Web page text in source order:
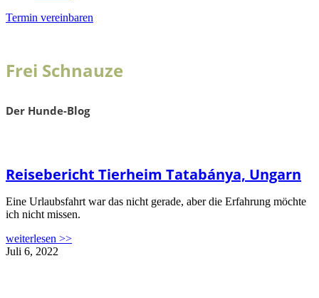
Termin vereinbaren
Frei Schnauze
Der Hunde-Blog
Reisebericht Tierheim Tatabánya, Ungarn
Eine Urlaubsfahrt war das nicht gerade, aber die Erfahrung möchte
ich nicht missen.
weiterlesen >>
Juli 6, 2022